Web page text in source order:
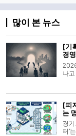
많이 본 뉴스
[기
경
나
별
[피
는
경
터’